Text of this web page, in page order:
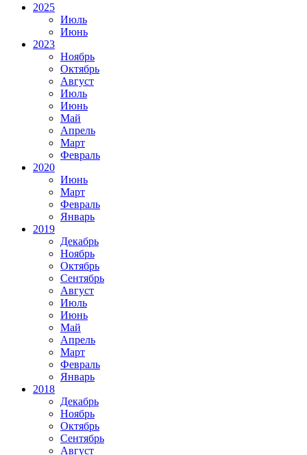
2025
Июль
Июнь
2023
Ноябрь
Октябрь
Август
Июль
Июнь
Май
Апрель
Март
Февраль
2020
Июнь
Март
Февраль
Январь
2019
Декабрь
Ноябрь
Октябрь
Сентябрь
Август
Июль
Июнь
Май
Апрель
Март
Февраль
Январь
2018
Декабрь
Ноябрь
Октябрь
Сентябрь
Август